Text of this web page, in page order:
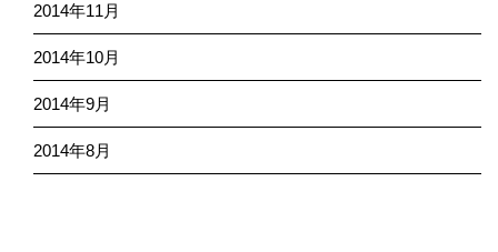
2014年11月
2014年10月
2014年9月
2014年8月